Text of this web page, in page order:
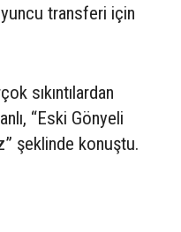
transferi için
sıkıntılardan
“Eski Gönyeli
şeklinde konuştu.